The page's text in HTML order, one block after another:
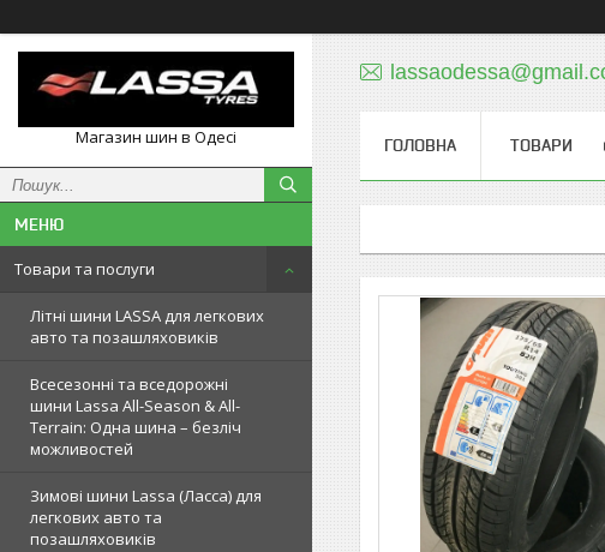
Магазин шин в Одесі
Товари та послуги
Літні шини LASSA для легкових
авто та позашляховиків
Всесезонні та вседорожні
шини Lassa All-Season & All-
Terrain: Одна шина – безліч
можливостей
Зимові шини Lassa (Ласса) для
легкових авто та
позашляховиків
ГОЛОВНА ТОВАРИ